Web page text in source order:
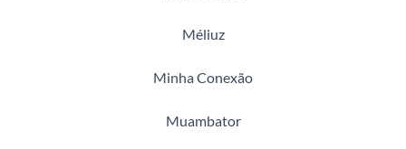
Méliuz
Minha Conexão
Muambator